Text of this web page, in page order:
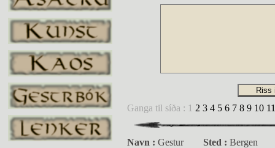
Ganga til síða : 1 2 3 4 5 6 7 8 9 10 11
Navn : Gestur Sted : Bergen